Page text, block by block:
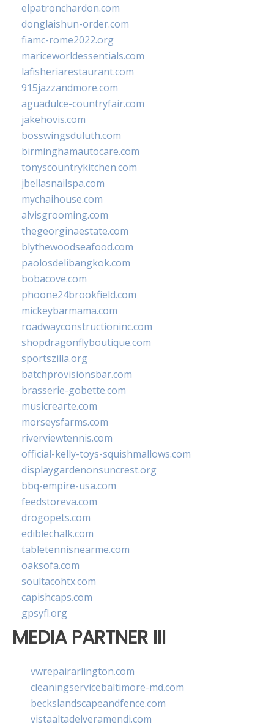
elpatronchardon.com
donglaishun-order.com
fiamc-rome2022.org
mariceworldessentials.com
lafisheriarestaurant.com
915jazzandmore.com
aguadulce-countryfair.com
jakehovis.com
bosswingsduluth.com
birminghamautocare.com
tonyscountrykitchen.com
jbellasnailspa.com
mychaihouse.com
alvisgrooming.com
thegeorginaestate.com
blythewoodseafood.com
paolosdelibangkok.com
bobacove.com
phoone24brookfield.com
mickeybarmama.com
roadwayconstructioninc.com
shopdragonflyboutique.com
sportszilla.org
batchprovisionsbar.com
brasserie-gobette.com
musicrearte.com
morseysfarms.com
riverviewtennis.com
official-kelly-toys-squishmallows.com
displaygardenonsuncrest.org
bbq-empire-usa.com
feedstoreva.com
drogopets.com
ediblechalk.com
tabletennisnearme.com
oaksofa.com
soultacohtx.com
capishcaps.com
gpsyfl.org
MEDIA PARTNER III
vwrepairarlington.com
cleaningservicebaltimore-md.com
beckslandscapeandfence.com
vistaaltadelveramendi.com